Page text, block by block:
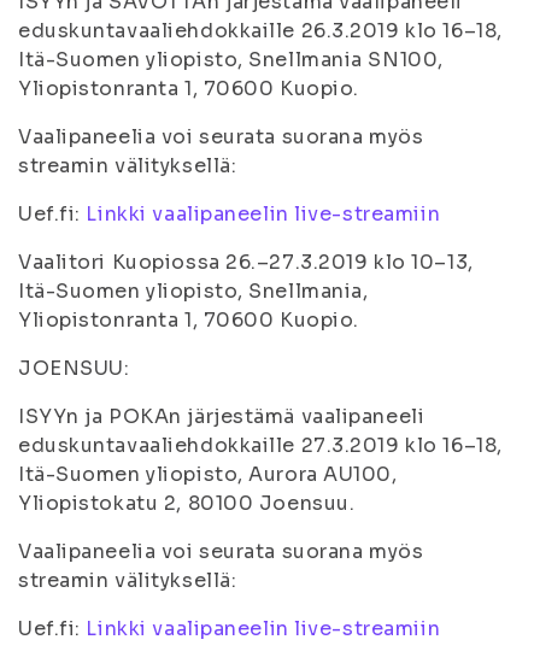
eduskuntavaaliehdokkaille 26.3.2019 klo 16–18,
Itä-Suomen yliopisto, Snellmania SN100,
Yliopistonranta 1, 70600 Kuopio.
Vaalipaneelia voi seurata suorana myös
streamin välityksellä:
Uef.fi: Linkki vaalipaneelin live-streamiin
Vaalitori Kuopiossa 26.–27.3.2019 klo 10–13,
Itä-Suomen yliopisto, Snellmania,
Yliopistonranta 1, 70600 Kuopio.
JOENSUU:
ISYYn ja POKAn järjestämä vaalipaneeli
eduskuntavaaliehdokkaille 27.3.2019 klo 16–18,
Itä-Suomen yliopisto, Aurora AU100,
Yliopistokatu 2, 80100 Joensuu.
Vaalipaneelia voi seurata suorana myös
streamin välityksellä:
Uef.fi: Linkki vaalipaneelin live-streamiin